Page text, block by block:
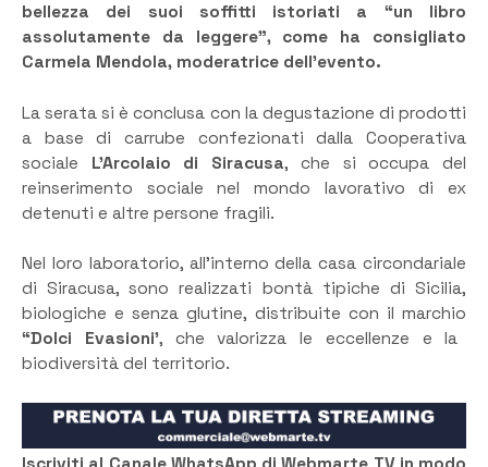
bellezza dei suoi soffitti istoriati a “un libro
assolutamente da leggere”, come ha consigliato
Carmela Mendola, moderatrice dell’evento.
La serata si è conclusa con la degustazione di prodotti
a base di carrube confezionati dalla Cooperativa
sociale L’Arcolaio di Siracusa, che si occupa del
reinserimento sociale nel mondo lavorativo di ex
detenuti e altre persone fragili.
Nel loro laboratorio, all’interno della casa circondariale
di Siracusa, sono realizzati bontà tipiche di Sicilia,
biologiche e senza glutine, distribuite con il marchio
“Dolci Evasioni’, che valorizza le eccellenze e la
biodiversità del territorio.